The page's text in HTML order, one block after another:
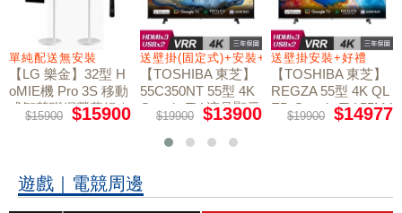
禮
單純配送無安裝
【LG 樂金】32型 H
oMIE機 Pro 3S 移動
式智慧聯網螢幕組｜
單純配送
$15900 $15900
送壁掛(固定式)+安裝+好禮贈
【TOSHIBA 東芝】
55C350NT 55型 4K
Google TV 液晶顯示
器｜含壁掛(固定式)
+安裝
$19900 $13900
送壁掛安裝+好禮
【TOSHIBA 東芝】
REGZA 55型 4K QL
ED Google TV 55M4
50NT液晶顯示器｜
$19900 $14977
遊戲｜電競周邊